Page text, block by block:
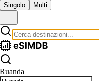
Singolo Multi
Ruanda